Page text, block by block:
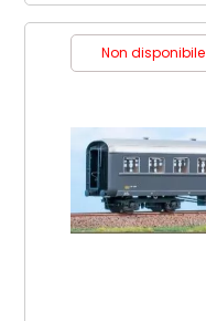
Non disponibile